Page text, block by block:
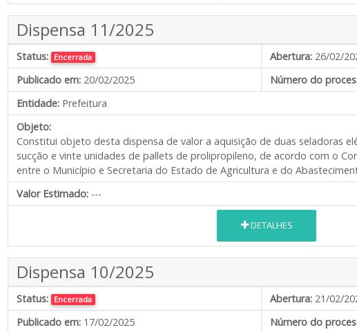
Dispensa 11/2025
Status: Encerrada Abertura: 26/02/
Publicado em: 20/02/2025
Número do
Entidade: Prefeitura
Objeto:
Constitui objeto desta dispensa de valor a aquisição de duas seladoras
sucção e vinte unidades de pallets de prolipropileno, de acordo com o
entre o Município e Secretaria do Estado de Agricultura e do
Valor Estimado: ---
DETALHES
Dispensa 10/2025
Status: Encerrada Abertura: 21/02/
Publicado em: 17/02/2025
Número do